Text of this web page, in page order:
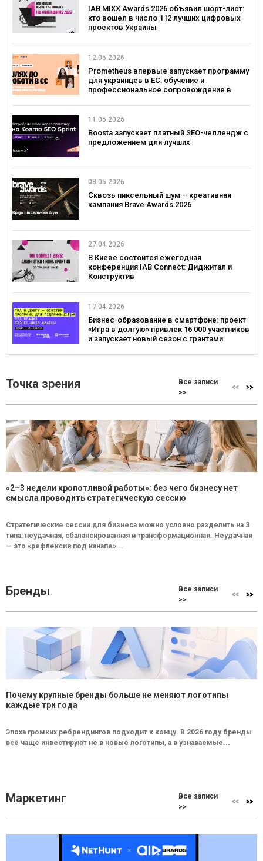
IAB MIXX Awards 2026 объявил шорт-лист:
кто вошел в число 112 лучших цифровых
проектов Украины
12.05.2026
Prometheus впервые запускает программу
для украинцев в ЕС: обучение и
профессиональное сопровождение в
11.05.2026
Boosta запускает платный SEO-челлендж с
предложением для лучших
08.05.2026
Сквозь пиксельный шум – креативная
кампания Brave Awards 2026
27.04.2026
В Киеве состоится ежегодная
конференция IAB Connect: Диджитал и
Конструктив
17.04.2026
Бизнес-образование в смартфоне: проект
«Игра в долгую» привлек 16 000 участников
и запускает новый сезон с грантами
Точка зрения
Все записи
>>
«2–3 недели кропотливой работы»: без чего бизнесу нет
смысла проводить стратегическую сессию
Стратегические сессии для бизнеса можно условно разделить на 3
типа: неудачная, сбалансированная и трансформационная. Неудачная
— это «рефлексия под канапе»...
Бренды
Все записи
>>
Почему крупные бренды больше не меняют логотипы
каждые три года
Эпоха громких ребрендингов подходит к концу. В 2026 году бренды
всё чаще инвестируют не в новые логотипы, а в узнаваемые...
Маркетинг
Все записи
>>